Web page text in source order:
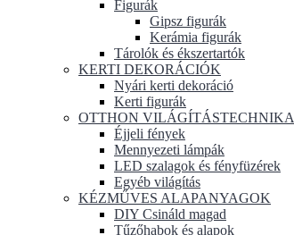
Figurák
Gipsz figurák
Kerámia figurák
Tárolók és ékszertartók
KERTI DEKORÁCIÓK
Nyári kerti dekoráció
Kerti figurák
OTTHON VILÁGÍTÁSTECHNIKA
Éjjeli fények
Mennyezeti lámpák
LED szalagok és fényfüzérek
Egyéb világítás
KÉZMŰVES ALAPANYAGOK
DIY Csináld magad
Tűzőhabok és alapok